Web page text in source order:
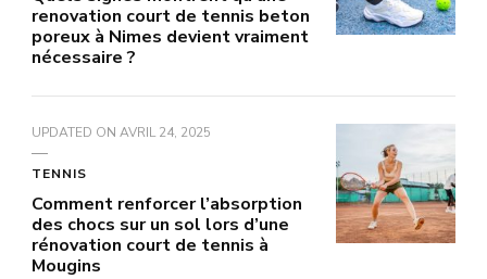
renovation court de tennis beton
poreux à Nimes devient vraiment
nécessaire ?
UPDATED ON AVRIL 24, 2025
TENNIS
Comment renforcer l’absorption
des chocs sur un sol lors d’une
rénovation court de tennis à
Mougins